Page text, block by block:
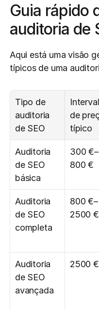
Guia rápido
auditoria de
Aqui está uma visão
típicos de uma
Tipo de
auditoria
de SEO
de
típico
Auditoria
de SEO
básica
300 €–
800 €
Auditoria
de SEO
completa
800 €–
2500 €
Auditoria
de SEO
avançada
2500